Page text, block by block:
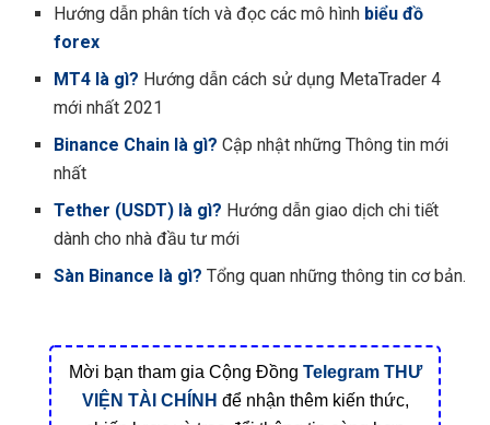
Hướng dẫn phân tích và đọc các mô hình biểu đồ
forex
MT4 là gì? Hướng dẫn cách sử dụng MetaTrader 4
mới nhất 2021
Binance Chain là gì? Cập nhật những Thông tin mới
nhất
Tether (USDT) là gì? Hướng dẫn giao dịch chi tiết
dành cho nhà đầu tư mới
Sàn Binance là gì? Tổng quan những thông tin cơ bản.
Mời bạn tham gia Cộng Đồng Telegram THƯ
VIỆN TÀI CHÍNH để nhận thêm kiến thức,